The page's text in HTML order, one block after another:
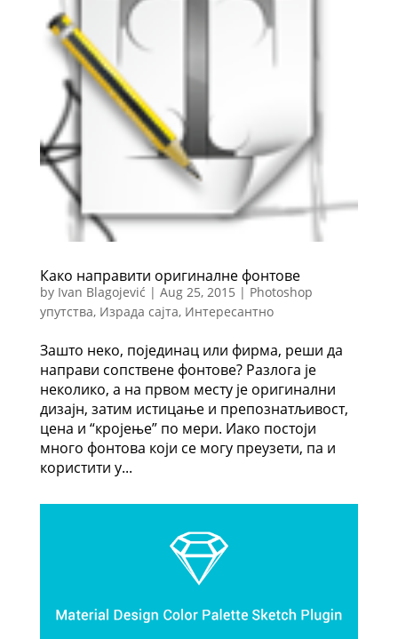
Како направити оригиналне фонтове
by Ivan Blagojević | Aug 25, 2015 | Photoshop
упутства, Израда сајта, Интересантно
Зашто неко, појединац или фирма, реши да
направи сопствене фонтове? Разлога је
неколико, а на првом месту је оригинални
дизајн, затим истицање и препознатљивост,
цена и “кројење” по мери. Иако постоји
много фонтова који се могу преузети, па и
користити у...